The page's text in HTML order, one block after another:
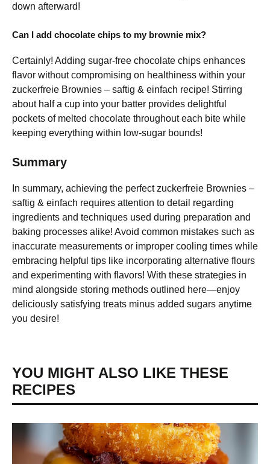
down afterward!
Can I add chocolate chips to my brownie mix?
Certainly! Adding sugar-free chocolate chips enhances
flavor without compromising on healthiness within your
zuckerfreie Brownies – saftig & einfach recipe! Stirring
about half a cup into your batter provides delightful
pockets of melted chocolate throughout each bite while
keeping everything within low-sugar bounds!
Summary
In summary, achieving the perfect zuckerfreie Brownies –
saftig & einfach requires attention to detail regarding
ingredients and techniques used during preparation and
baking processes alike! Avoid common mistakes such as
inaccurate measurements or improper cooling times while
embracing helpful tips like incorporating alternative flours
and experimenting with flavors! With these strategies in
mind alongside storing methods outlined here—enjoy
deliciously satisfying treats minus added sugars anytime
you desire!
YOU MIGHT ALSO LIKE THESE
RECIPES